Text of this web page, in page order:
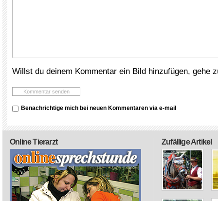
Willst du deinem Kommentar ein Bild hinzufügen, gehe
Benachrichtige mich bei neuen Kommentaren via e-mail
Zufällige Artikel
Online Tierarzt